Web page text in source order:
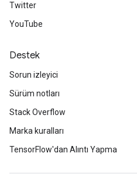
Twitter
YouTube
Destek
Sorun izleyici
Sürüm notları
Stack Overflow
Marka kuralları
TensorFlow'dan Alıntı Yapma